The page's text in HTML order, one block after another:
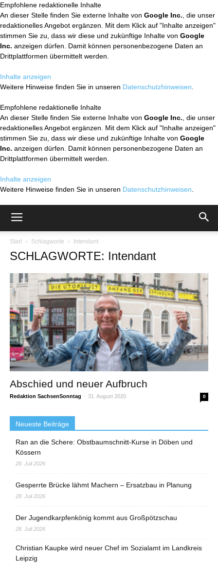
Empfohlene redaktionelle Inhalte
An dieser Stelle finden Sie externe Inhalte von Google Inc. , die unser
redaktionelles Angebot ergänzen. Mit dem Klick auf "Inhalte anzeigen"
stimmen Sie zu, dass wir diese und zukünftige Inhalte von Google
Inc. anzeigen dürfen. Damit können personenbezogene Daten an
Drittplattformen übermittelt werden.
Inhalte anzeigen
Weitere Hinweise finden Sie in unseren Datenschutzhinweisen
Empfohlene redaktionelle Inhalte
An dieser Stelle finden Sie externe Inhalte von Google Inc. , die unser
redaktionelles Angebot ergänzen. Mit dem Klick auf "Inhalte anzeigen"
stimmen Sie zu, dass wir diese und zukünftige Inhalte von Google
Inc. anzeigen dürfen. Damit können personenbezogene Daten an
Drittplattformen übermittelt werden.
Inhalte anzeigen
Weitere Hinweise finden Sie in unseren Datenschutzhinweisen
Start Schlagworte Intendant
SCHLAGWORTE: Intendant
Abschied und neuer Aufbruch
Redaktion SachsenSonntag - 31. August 2020 0
Neueste Beiträge
Ran an die Schere: Obstbaumschnitt-Kurse in Döben und
Kössern
28. Juli 2026
Gesperrte Brücke lähmt Machern – Ersatzbau in Planung
28. Juli 2026
Der Jugendkarpfenkönig kommt aus Großpötzschau
28. Juli 2026
Christian Kaupke wird neuer Chef im Sozialamt im Landkreis
Leipzig